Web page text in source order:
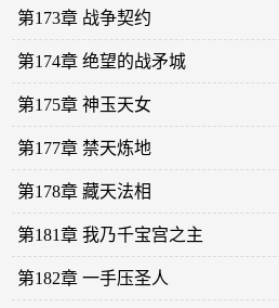
第173章 战争契约
第174章 绝望的战矛城
第175章 神玉天女
第177章 禁天炼地
第178章 藏天法相
第181章 我乃千宝宫之主
第182章 一手压圣人